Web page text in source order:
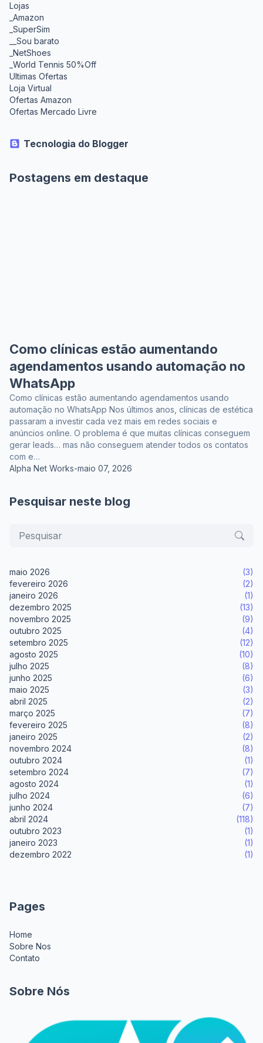
Lojas
_Amazon
_SuperSim
__Sou barato
_NetShoes
_World Tennis 50%Off
Ultimas Ofertas
Loja Virtual
Ofertas Amazon
Ofertas Mercado Livre
Tecnologia do Blogger
Postagens em destaque
Como clínicas estão aumentando
agendamentos usando automação no
WhatsApp
Como clínicas estão aumentando agendamentos usando
automação no WhatsApp Nos últimos anos, clínicas de estética
passaram a investir cada vez mais em redes sociais e
anúncios online. O problema é que muitas clínicas conseguem
gerar leads… mas não conseguem atender todos os contatos
com e…
Alpha Net Works-maio 07, 2026
Pesquisar neste blog
maio 2026
(3)
fevereiro 2026
(2)
janeiro 2026
(1)
dezembro 2025
(13)
novembro 2025
(9)
outubro 2025
(4)
setembro 2025
(12)
agosto 2025
(10)
julho 2025
(8)
junho 2025
(6)
maio 2025
(3)
abril 2025
(2)
março 2025
(7)
fevereiro 2025
(8)
janeiro 2025
(2)
novembro 2024
(8)
outubro 2024
(1)
setembro 2024
(7)
agosto 2024
(1)
julho 2024
(6)
junho 2024
(7)
abril 2024
(118)
outubro 2023
(1)
janeiro 2023
(1)
dezembro 2022
(1)
Pages
Home
Sobre Nos
Contato
Sobre Nós